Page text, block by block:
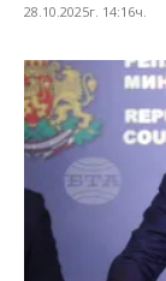
28.10.2025г. 14:16ч.